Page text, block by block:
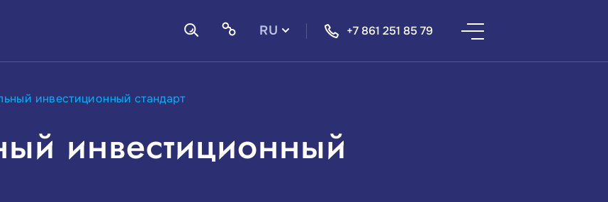
RU
+7 861 251 85 79
инвестиционный стандарт
инвестиционный